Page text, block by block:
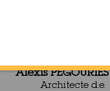
Alexis PEGOURIES
Architecte d.e.